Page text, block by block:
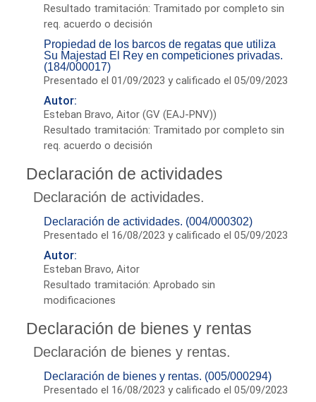
Resultado tramitación: Tramitado por completo sin
req. acuerdo o decisión
Propiedad de los barcos de regatas que utiliza
Su Majestad El Rey en competiciones privadas.
(184/000017)
Presentado el 01/09/2023 y calificado el 05/09/2023
Autor:
Esteban Bravo, Aitor (GV (EAJ-PNV))
Resultado tramitación: Tramitado por completo sin
req. acuerdo o decisión
Declaración de actividades
Declaración de actividades.
Declaración de actividades. (004/000302)
Presentado el 16/08/2023 y calificado el 05/09/2023
Autor:
Esteban Bravo, Aitor
Resultado tramitación: Aprobado sin
modificaciones
Declaración de bienes y rentas
Declaración de bienes y rentas.
Declaración de bienes y rentas. (005/000294)
Presentado el 16/08/2023 y calificado el 05/09/2023